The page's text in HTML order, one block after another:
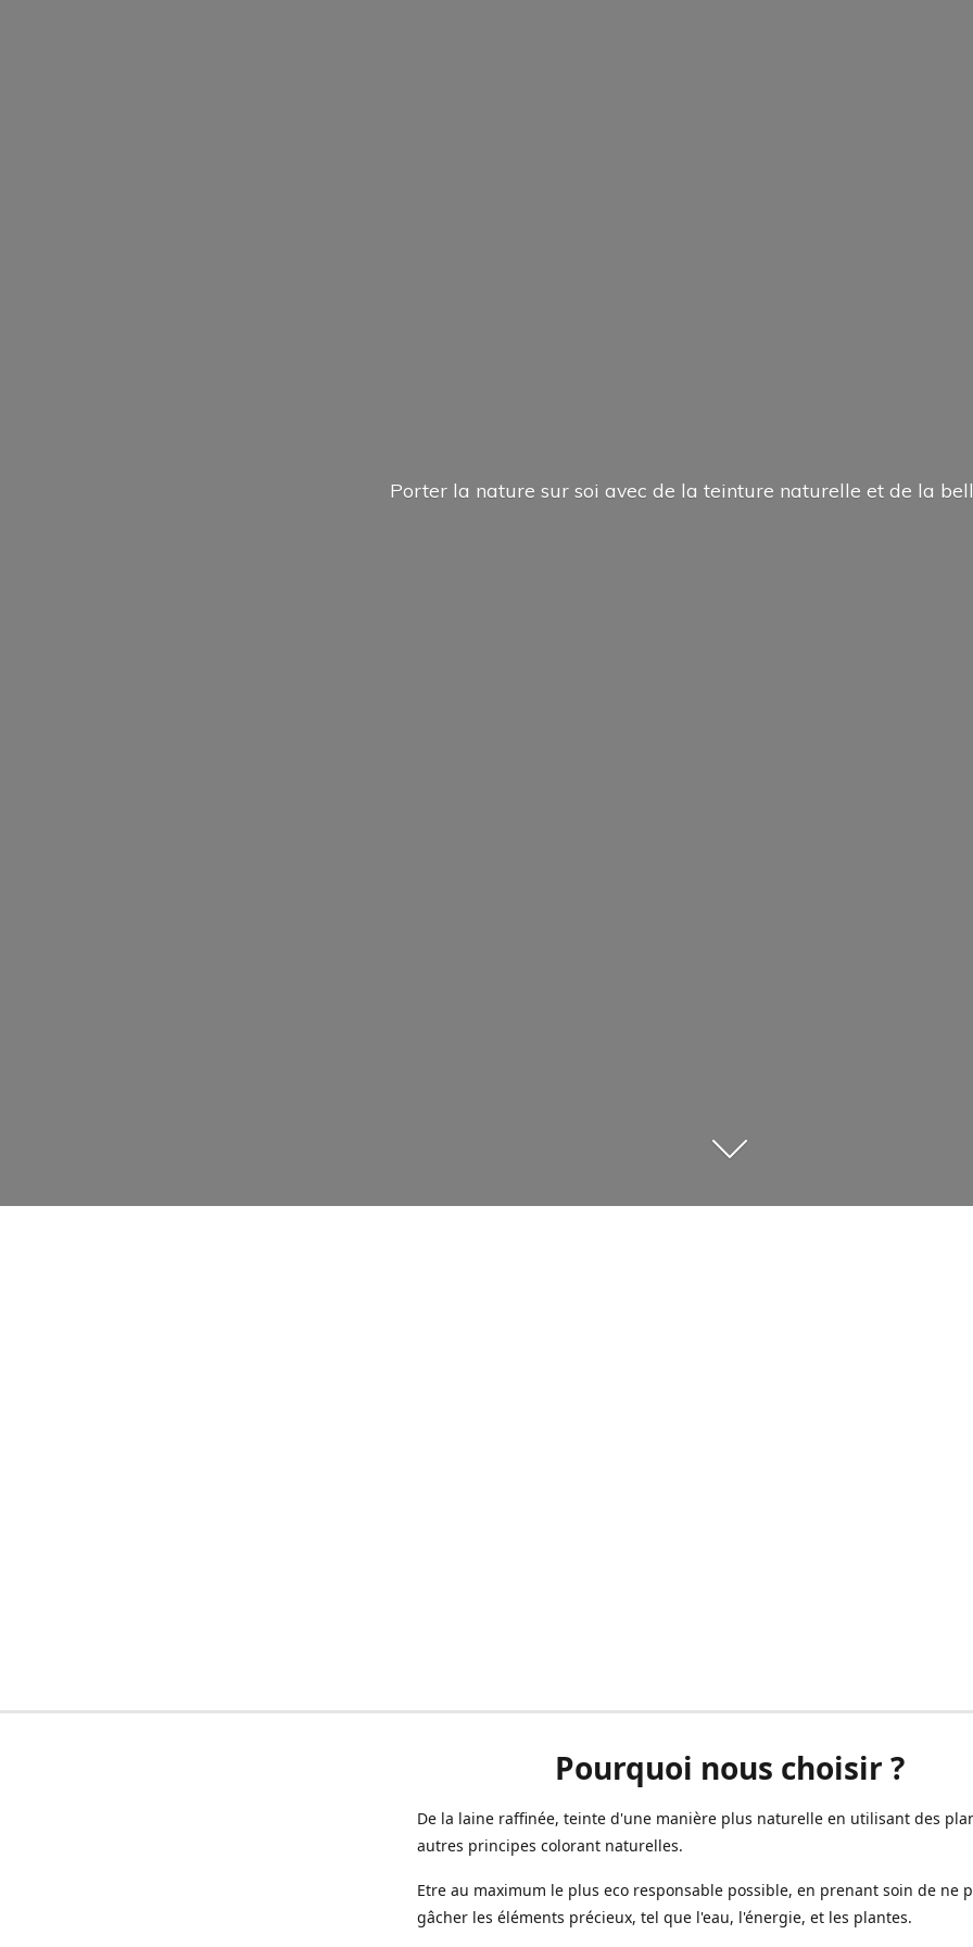
Porter la nature sur soi avec de la teinture naturelle et de la
Pourquoi nous choisir ?
De la laine raffinée, teinte d'une manière plus naturelle en utilisant des
autres principes colorant naturelles.
Etre au maximum le plus eco responsable possible, en prenant soin de ne
gâcher les éléments précieux, tel que l'eau, l'énergie, et les plantes.